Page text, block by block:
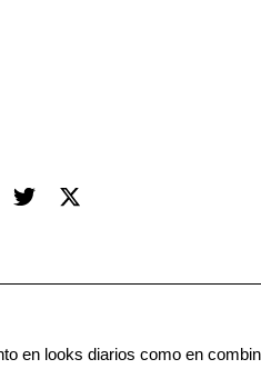
en looks diarios como en